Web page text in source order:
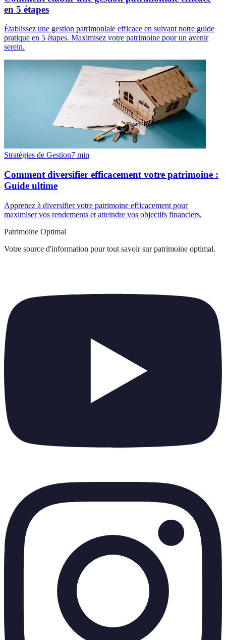
en 5 étapes
Établissez une gestion patrimoniale efficace en suivant notre guide
pratique en 5 étapes. Maximisez votre patrimoine pour un avenir
serein.
Stratégies de Gestion7 min
Comment diversifier efficacement votre patrimoine :
Guide ultime
Apprenez à diversifier votre patrimoine efficacement pour
maximiser vos rendements et atteindre vos objectifs financiers.
Patrimoine Optimal
Votre source d'information pour tout savoir sur patrimoine optimal.